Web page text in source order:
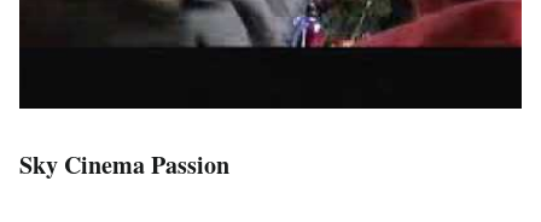
Sky Cinema Passion